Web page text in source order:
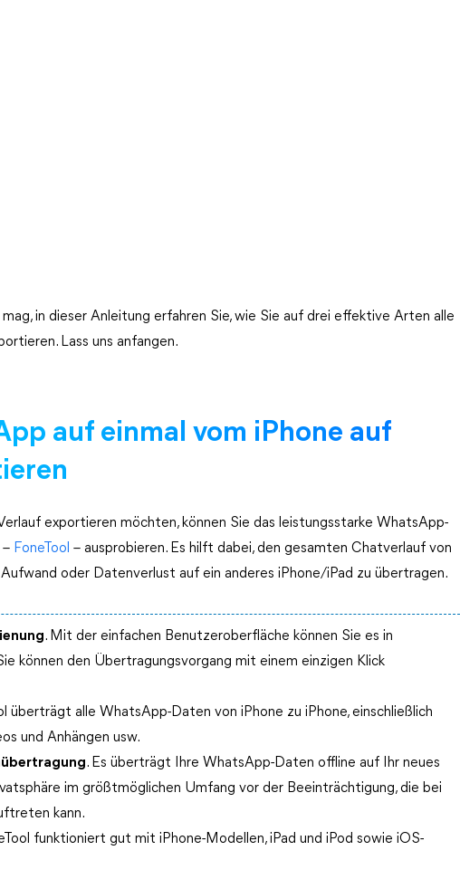
in dieser Anleitung erfahren Sie, wie Sie auf drei effektive Arten alle
Lass uns anfangen.
auf einmal vom iPhone auf
exportieren möchten, können Sie das leistungsstarke WhatsApp-
FoneTool – ausprobieren. Es hilft dabei, den gesamten Chatverlauf von
oder Datenverlust auf ein anderes iPhone/iPad zu übertragen.
. Mit der einfachen Benutzeroberfläche können Sie es in
können den Übertragungsvorgang mit einem einzigen Klick
überträgt alle WhatsApp-Daten von iPhone zu iPhone, einschließlich
und Anhängen usw.
. Es überträgt Ihre WhatsApp-Daten offline auf Ihr neues
im größtmöglichen Umfang vor der Beeinträchtigung, die bei
kann.
funktioniert gut mit iPhone-Modellen, iPad und iPod sowie iOS-